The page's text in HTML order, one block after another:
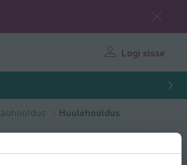
Logi sisse
Huulehooldus